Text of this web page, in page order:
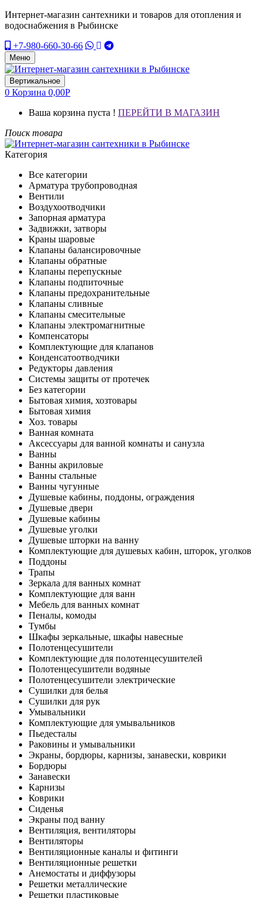
Интернет-магазин сантехники и товаров для отопления и
водоснабжения в Рыбинске
+7-980-660-30-66
Меню
Вертикальное
0 Корзина 0,00Р
Ваша корзина пуста ! ПЕРЕЙТИ В МАГАЗИН
Поиск товара
Категория
Все категории
Арматура трубопроводная
Вентили
Воздухоотводчики
Запорная арматура
Задвижки, затворы
Краны шаровые
Клапаны балансировочные
Клапаны обратные
Клапаны перепускные
Клапаны подпиточные
Клапаны предохранительные
Клапаны сливные
Клапаны смесительные
Клапаны электромагнитные
Компенсаторы
Комплектующие для клапанов
Конденсатоотводчики
Редукторы давления
Системы защиты от протечек
Без категории
Бытовая химия, хозтовары
Бытовая химия
Хоз. товары
Ванная комната
Аксессуары для ванной комнаты и санузла
Ванны
Ванны акриловые
Ванны стальные
Ванны чугунные
Душевые кабины, поддоны, ограждения
Душевые двери
Душевые кабины
Душевые уголки
Душевые шторки на ванну
Комплектующие для душевых кабин, шторок, уголков
Поддоны
Трапы
Зеркала для ванных комнат
Комплектующие для ванн
Мебель для ванных комнат
Пеналы, комоды
Тумбы
Шкафы зеркальные, шкафы навесные
Полотенцесушители
Комплектующие для полотенцесушителей
Полотенцесушители водяные
Полотенцесушители электрические
Сушилки для белья
Сушилки для рук
Умывальники
Комплектующие для умывальников
Пьедесталы
Раковины и умывальники
Экраны, бордюры, карнизы, занавески, коврики
Бордюры
Занавески
Карнизы
Коврики
Сиденья
Экраны под ванну
Вентиляция, вентиляторы
Вентиляторы
Вентиляционные каналы и фитинги
Вентиляционные решетки
Анемостаты и диффузоры
Решетки металлические
Решетки пластиковые